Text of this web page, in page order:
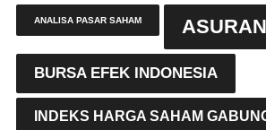
ANALISA PASAR SAHAM
BURSA EFEK INDONESIA
INDEKS HARGA SAHAM